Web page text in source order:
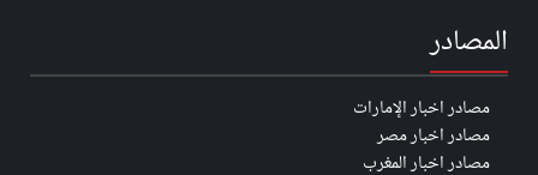
المصادر
مصادر اخبار الإمارات
مصادر اخبار مصر
مصادر اخبار المغرب